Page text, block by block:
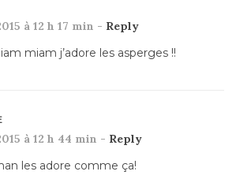
à 12 h 17 min - Reply
miam j’adore les asperges !!
à 12 h 44 min - Reply
les adore comme ça!